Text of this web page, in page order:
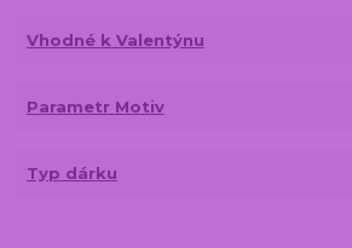
Vhodné k Valentýnu
Parametr Motiv
Typ dárku